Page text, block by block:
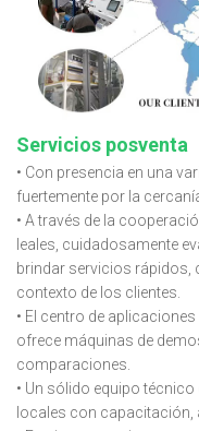
Servicios posventa
• Con presencia en una
fuertemente por la
• A través de la
leales, cuidadosamente
brindar servicios rápidos,
contexto de los clientes.
• El centro de
ofrece máquinas de
comparaciones.
• Un sólido equipo
locales con